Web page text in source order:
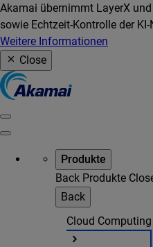
Akamai übernimmt LayerX
sowie Echtzeit-Kontrolle der
Weitere Informationen
Close
Produkte
Back Produkte
Back
Cloud Computing